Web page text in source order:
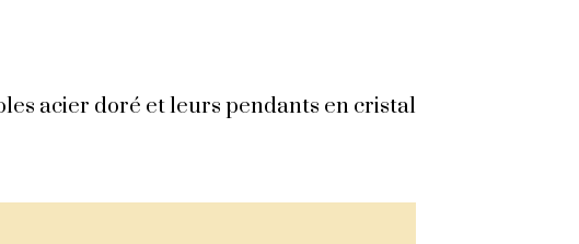
acier doré et leurs pendants en cristal